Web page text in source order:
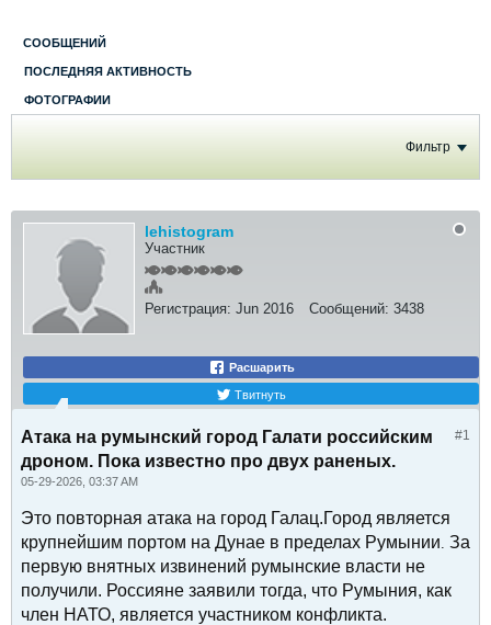
СООБЩЕНИЙ
ПОСЛЕДНЯЯ АКТИВНОСТЬ
ФОТОГРАФИИ
Фильтр
lehistogram
Участник
Регистрация: Jun 2016 Сообщений: 3438
Расшарить
Твитнуть
#1
Атака на румынский город Галати российским
дроном. Пока известно про двух раненых.
05-29-2026, 03:37 AM
Это повторная атака на город Галац.Город является
крупнейшим портом на Дунае в пределах Румынии. За
первую внятных извинений румынские власти не
получили. Россияне заявили тогда, что Румыния, как
член НАТО, является участником конфликта.